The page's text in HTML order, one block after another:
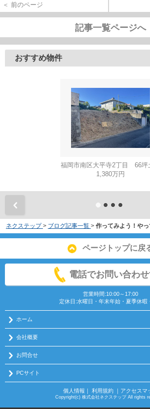
＜ 前のページ
記事一覧ページへ
おすすめ物件
福岡市南区大平寺2丁目 66坪
1,380万円
ネクステップ > ブログ記事一覧 > 作ってみよう！やっ
ページトップに戻
電話でお問い合わ
営業時間:10:00～17:00
定休日:水曜日・年末年始・夏季休暇
ホーム
会社概要
お問合せ
PCサイト
個人情報 ｜ 利用規約｜ アクセスマ
Copyright(c) 株式会社ネクステップ All rights